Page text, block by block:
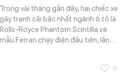
Trong vài tháng gần đây, hai chiếc xe
gây tranh cãi bậc nhất ngành ô tô là
Rolls-Royce Phantom Scintilla và
mẫu Ferrari chạy điện đầu tiên, lần…
0